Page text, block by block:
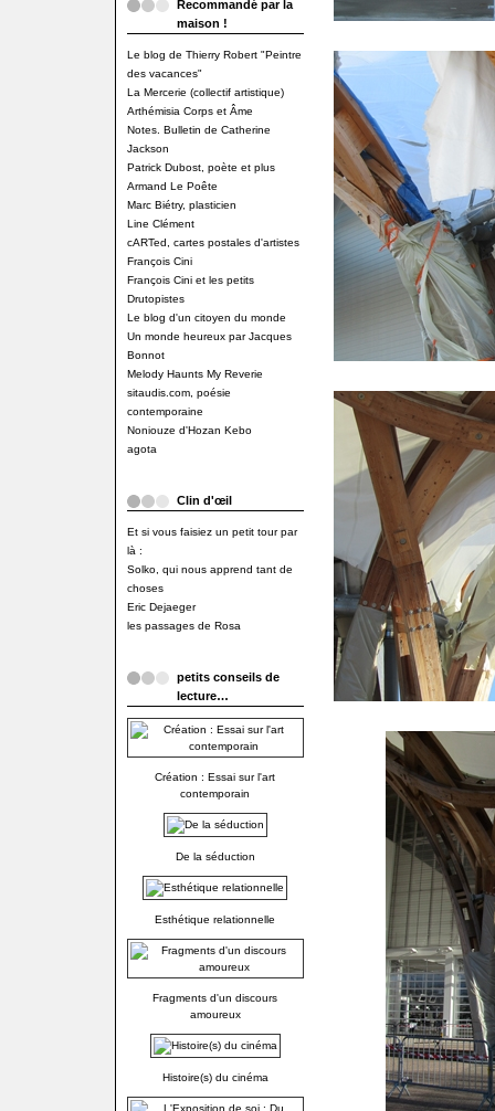
Recommandé par la
maison !
Le blog de Thierry Robert "Peintre
des vacances"
La Mercerie (collectif artistique)
Arthémisia Corps et Âme
Notes. Bulletin de Catherine
Jackson
Patrick Dubost, poète et plus
Armand Le Poête
Marc Biétry, plasticien
Line Clément
cARTed, cartes postales d'artistes
François Cini
François Cini et les petits
Drutopistes
Le blog d'un citoyen du monde
Un monde heureux par Jacques
Bonnot
Melody Haunts My Reverie
sitaudis.com, poésie
contemporaine
Noniouze d'Hozan Kebo
agota
Clin d'œil
Et si vous faisiez un petit tour par
là :
Solko, qui nous apprend tant de
choses
Eric Dejaeger
les passages de Rosa
petits conseils de
lecture…
Création : Essai sur l'art
contemporain
De la séduction
Esthétique relationnelle
Fragments d'un discours
amoureux
Histoire(s) du cinéma